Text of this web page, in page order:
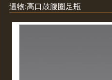
遺物:高口鼓腹圈足瓶